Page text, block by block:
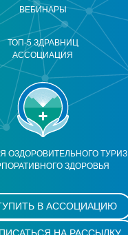
ОЗДОРОВИТЕЛЬНОГО
ЗДОРОВЬЯ
ВЕБИНАРЫ
ТОП-5 ЗДРАВНИЦ
АССОЦИАЦИЯ
В АССОЦИАЦИЮ